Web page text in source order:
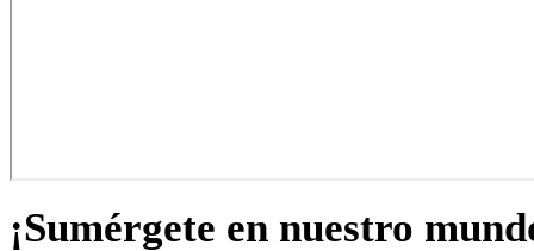
¡Sumérgete en nuestro